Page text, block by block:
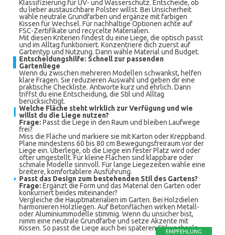
Klassifizierung für UV- und Wasserschutz. Entscheide, ob
du lieber austauschbare Polster willst. Bei Unsicherheit
wähle neutrale Grundfarben und ergänze mit farbigen
Kissen für Wechsel. Für nachhaltige Optionen achte auf
FSC-Zertifikate und recycelte Materialien.
Mit diesen Kriterien findest du eine Liege, die optisch passt
und im Alltag funktioniert. Konzentriere dich zuerst auf
Gartentyp und Nutzung. Dann wähle Material und Budget.
Entscheidungshilfe: Schnell zur passenden
Gartenliege
Wenn du zwischen mehreren Modellen schwankst, helfen
klare Fragen. Sie reduzieren Auswahl und geben dir eine
praktische Checkliste. Antworte kurz und ehrlich. Dann
triffst du eine Entscheidung, die Stil und Alltag
berücksichtigt.
Welche Fläche steht wirklich zur Verfügung und wie
willst du die Liege nutzen?
Frage: Passt die Liege in den Raum und bleiben Laufwege
frei?
Miss die Fläche und markiere sie mit Karton oder Kreppband.
Plane mindestens 60 bis 80 cm Bewegungsfreiraum vor der
Liege ein. Überlege, ob die Liege ein fester Platz wird oder
öfter umgestellt. Für kleine Flächen sind klappbare oder
schmale Modelle sinnvoll. Für lange Liegezeiten wähle eine
breitere, komfortablere Ausführung.
Passt das Design zum bestehenden Stil des Gartens?
Frage: Ergänzt die Form und das Material den Garten oder
konkurriert beides miteinander?
Vergleiche die Hauptmaterialien im Garten. Bei Holzdielen
harmonieren Holzliegen. Auf Betonflächen wirken Metall-
oder Aluminiummodelle stimmig. Wenn du unsicher bist,
nimm eine neutrale Grundfarbe und setze Akzente mit
Kissen. So passt die Liege auch bei späteren Stilwechseln.
EMPFEHLUNG